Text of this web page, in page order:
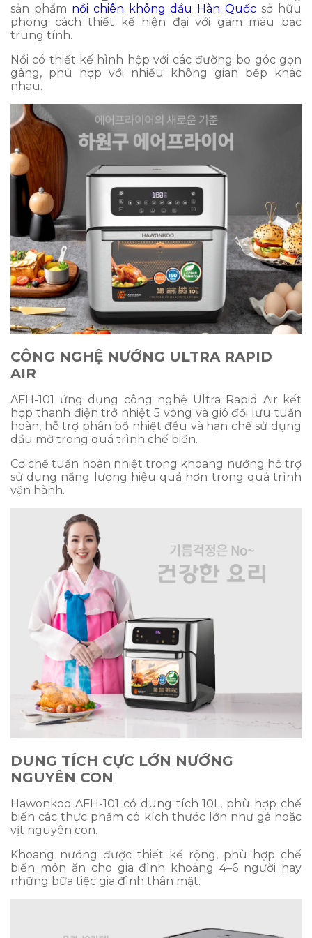
sản phẩm nồi chiên không dầu Hàn Quốc sở hữu
phong cách thiết kế hiện đại với gam màu bạc
trung tính.
Nồi có thiết kế hình hộp với các đường bo góc gọn
gàng, phù hợp với nhiều không gian bếp khác
nhau.
CÔNG NGHỆ NƯỚNG ULTRA RAPID
AIR
AFH-101 ứng dụng công nghệ Ultra Rapid Air kết
hợp thanh điện trở nhiệt 5 vòng và gió đối lưu tuần
hoàn, hỗ trợ phân bổ nhiệt đều và hạn chế sử dụng
dầu mỡ trong quá trình chế biến.
Cơ chế tuần hoàn nhiệt trong khoang nướng hỗ trợ
sử dụng năng lượng hiệu quả hơn trong quá trình
vận hành.
DUNG TÍCH CỰC LỚN NƯỚNG
NGUYÊN CON
Hawonkoo AFH-101 có dung tích 10L, phù hợp chế
biến các thực phẩm có kích thước lớn như gà hoặc
vịt nguyên con.
Khoang nướng được thiết kế rộng, phù hợp chế
biến món ăn cho gia đình khoảng 4–6 người hay
những bữa tiệc gia đình thân mật.